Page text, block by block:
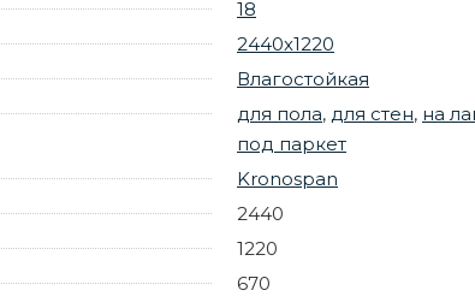
18
2440х1220
Влагостойкая
для пола, для стен, на
под паркет
Kronospan
2440
1220
670